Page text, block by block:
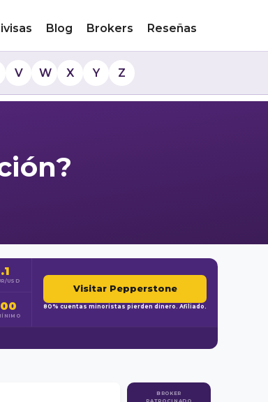
Blog Brokers Reseñas
V W X Y Z
USD
Visitar Pepperstone
80% cuentas minoristas pierden dinero. Afiliado.
BROKER